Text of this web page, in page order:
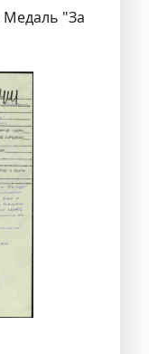
Медаль "За